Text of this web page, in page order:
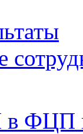
в ФЦП